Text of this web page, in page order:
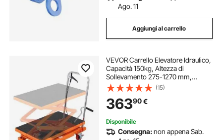
Ago. 11
Aggiungi al carrello
VEVOR Carrello Elevatore Idraulico,
Capacità 150kg, Altezza di
Sollevamento 275-1270 mm,
Piattaforma Elevatore Manuale a
Forbice Doppia con 4 Ruote
Cuscinetto Antiscivolo, Carrello
Idraulico a Forbice
(15)
36390€
Disponibile
Consegna:non appena Sab.